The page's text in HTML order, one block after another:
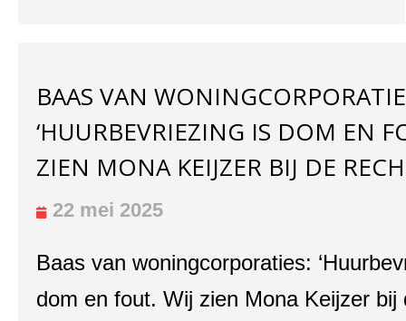
BAAS VAN
‘HUURBEVRIEZING IS DOM EN
ZIEN MONA KEIJZER BIJ DE
22 mei 2025
Baas van woningcorporaties:
dom en fout. Wij zien Mona Keijzer bij